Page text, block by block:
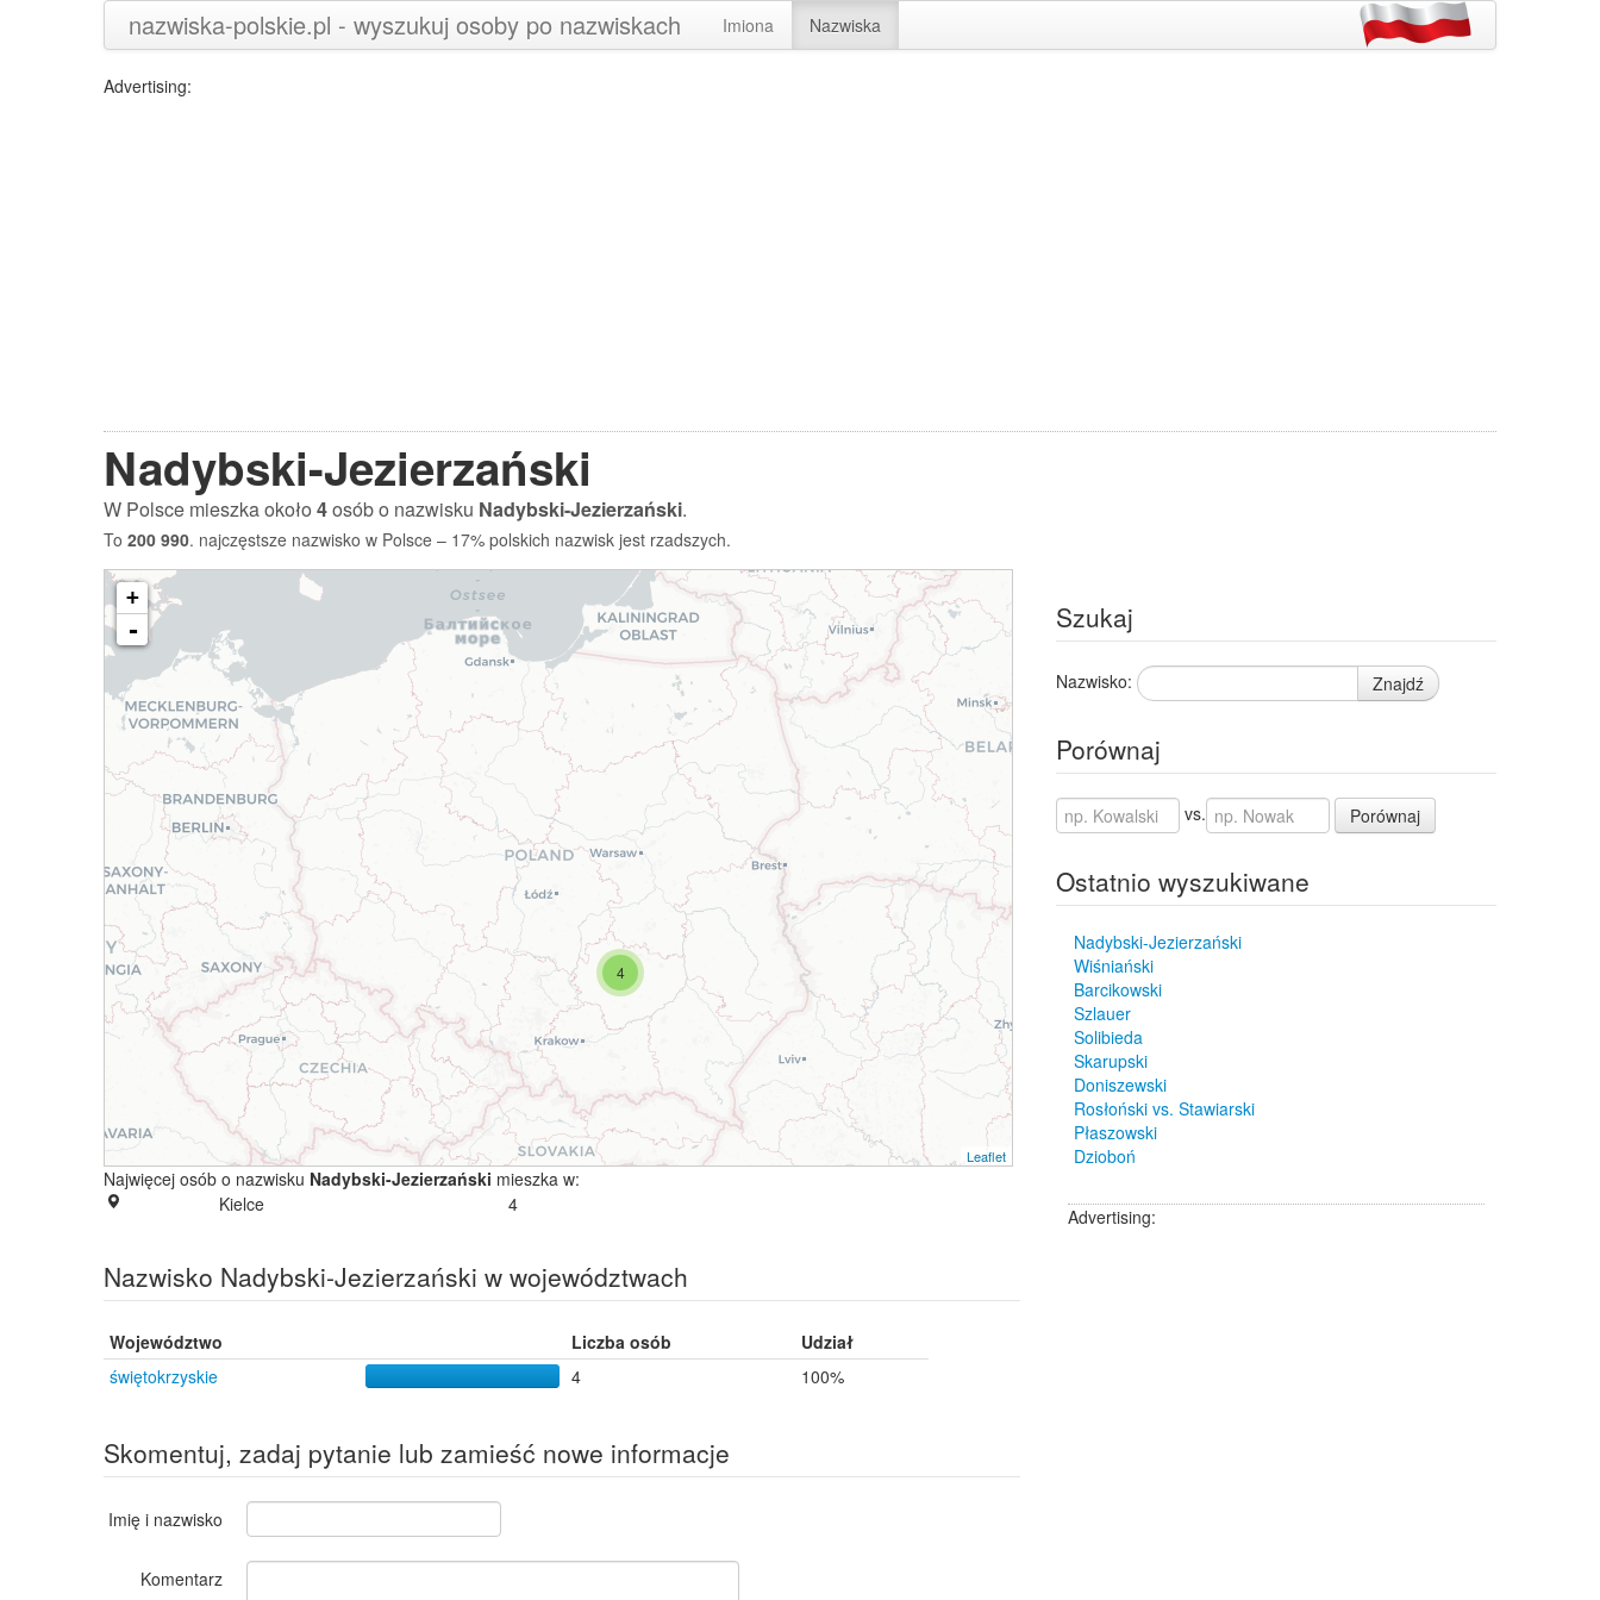
nazwiska-polskie.pl - wyszukuj osoby po nazwiskach Imiona Nazwiska
Advertising:
Nadybski-Jezierzański
W Polsce mieszka około4osób o nazwisku Nadybski-Jezierzański.
To 200 990. najczęstsze nazwisko w Polsce – 17% polskich nazwisk jest rzadszych.
4
+
-
Leaflet
Najwięcej osób o nazwisku Nadybski-Jezierzański mieszka w:
Kielce
4
Nazwisko Nadybski-Jezierzański w województwach
Województwo Liczba osób
Udział
świętokrzyskie
4 100%
Skomentuj, zadaj pytanie lub zamieść nowe informacje
Imię i nazwisko
Komentarz
Szukaj
Nazwisko: Znajdź
Porównaj
vs. Porównaj
Ostatnio wyszukiwane
Nadybski-Jezierzański
Wiśniański
Barcikowski
Szlauer
Solibieda
Skarupski
Doniszewski
Rosłoński vs. Stawiarski
Płaszowski
Dzioboń
Advertising: